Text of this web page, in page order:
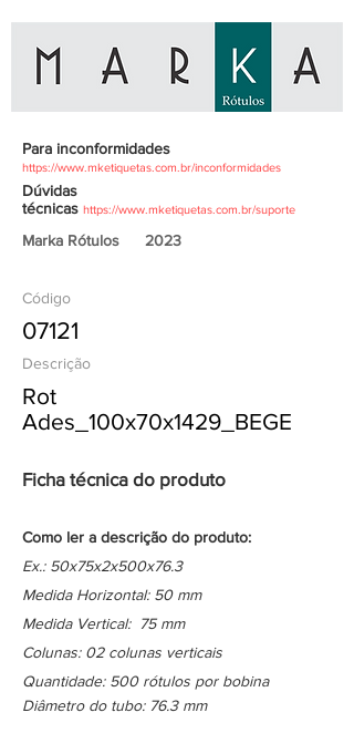
Para inconformidades
https://www.mketiquetas.com.br/inconformidades
Dúvidas
técnicas https://www.mketiquetas.com.br/suporte
Marka Rótulos 2023
Código
07121
Descrição
Rot
Ades_100x70x1429_BEGE
Ficha técnica do produto
Como ler a descrição do produto:
Ex.: 50x75x2x500x76.3
Medida Horizontal: 50 mm
Medida Vertical: 75 mm
Colunas: 02 colunas verticais
Quantidade: 500 rótulos por bobina
Diâmetro do tubo: 76.3 mm